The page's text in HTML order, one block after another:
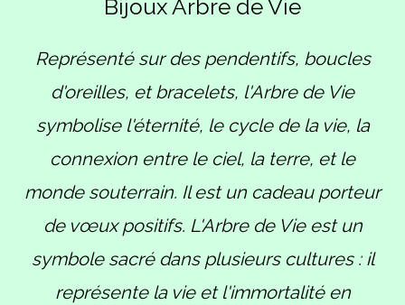
Bijoux Arbre de Vie
Représenté sur des pendentifs, boucles
d'oreilles, et bracelets, l'Arbre de Vie
symbolise l'éternité, le cycle de la vie, la
connexion entre le ciel, la terre, et le
monde souterrain. Il est un cadeau porteur
de vœux positifs. L'Arbre de Vie est un
symbole sacré dans plusieurs cultures : il
représente la vie et l'immortalité en